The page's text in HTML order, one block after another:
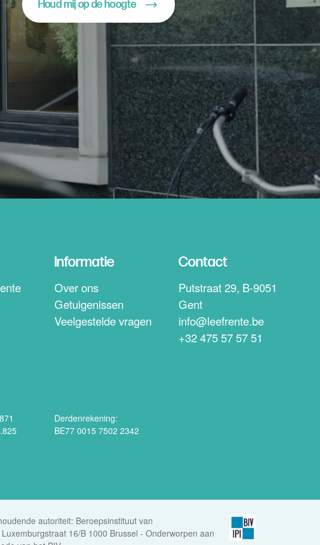
Houd mij op de hoogte
Informatie
Over ons
Getuigenissen
Veelgestelde vragen
Contact
Putstraat 29, B-9051
Gent
info@leefrente.be
+32 475 57 57 51
Derdenrekening:
BE77 0015 7502 2342
autoriteit: Beroepsinstituut van
16/B 1000 Brussel - Onderworpen aan